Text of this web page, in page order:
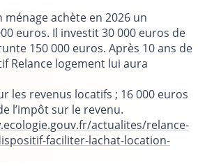
ménage achète en 2026 un
euros. Il investit 30 000 euros de
150 000 euros. Après 10 ans de
Relance logement lui aura
les revenus locatifs ; 16 000 euros
l’impôt sur le revenu.
actualites/relance-
faciliter-lachat-location-